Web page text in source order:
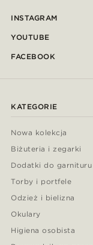
INSTAGRAM
YOUTUBE
FACEBOOK
KATEGORIE
Nowa kolekcja
Biżuteria i zegarki
Dodatki do garnituru
Torby i portfele
Odzież i bielizna
Okulary
Higiena osobista